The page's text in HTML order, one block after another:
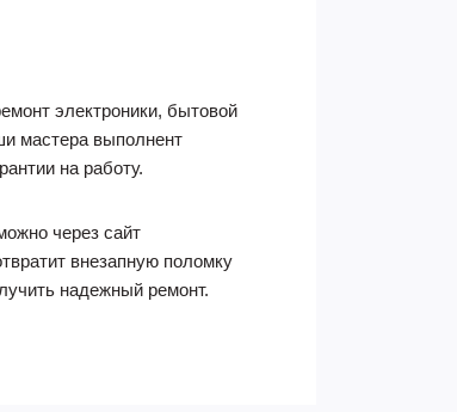
электроники, бытовой
мастера выполнент
на работу.
через сайт
внезапную поломку
надежный ремонт.